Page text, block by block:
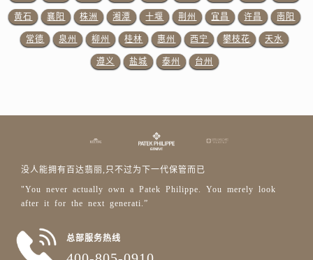
广东省河源市源城区越王大道售后服务中心（需提前预约）
广东省惠州市惠城区江北文昌一路7号华贸大厦1座30层3005室售后服务中心（需提前预约）
广东省江门市蓬江区广场西路售后服务中心（需提前预约）
黄石 襄阳 株洲 湘潭 十堰 荆州 宜昌 许昌 南阳
常德 泉州 柳州 桂林 惠州 西宁 攀枝花 天水
遵义 盐城 泰州 台州
没人能拥有百达翡丽,只不过为下一代保管而已
"You never actually own a Patek Philippe. You merely look
after it for the next generati.”
总部服务热线